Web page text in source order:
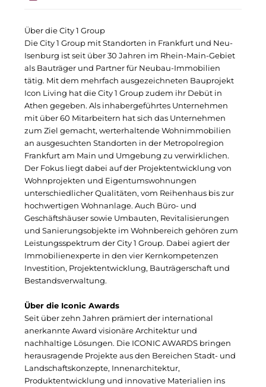
AIM
Allgemeine SÜDBODEN
City 1 Group
Clean Intralogistics Net (CIN)
Clean Power Net (CPN)
Die Macherei
Die Werkbank IT
Docunite GmbH
Dr. Aribert Spiegler - Fotografie
Einfach-sparsam.de
Eternal Power
Eventnet
Finanzchef24
Frameworks
Gemeinde Hallbergmoos
Über die City 1 Group
Die City 1 Group mit Standorten in Frankfurt und Neu-
Isenburg ist seit über 30 Jahren im Rhein-Main-Gebiet
als Bauträger und Partner für Neubau-Immobilien
tätig. Mit dem mehrfach ausgezeichneten Bauprojekt
Icon Living hat die City 1 Group zudem ihr Debüt in
Athen gegeben. Als inhabergeführtes Unternehmen
mit über 60 Mitarbeitern hat sich das Unternehmen
zum Ziel gemacht, werterhaltende Wohnimmobilien
an ausgesuchten Standorten in der Metropolregion
Frankfurt am Main und Umgebung zu verwirklichen.
Der Fokus liegt dabei auf der Projektentwicklung von
Wohnprojekten und Eigentumswohnungen
unterschiedlicher Qualitäten, vom Reihenhaus bis zur
hochwertigen Wohnanlage. Auch Büro- und
Geschäftshäuser sowie Umbauten, Revitalisierungen
und Sanierungsobjekte im Wohnbereich gehören zum
Leistungsspektrum der City 1 Group. Dabei agiert der
Immobilienexperte in den vier Kernkompetenzen
Investition, Projektentwicklung, Bauträgerschaft und
Bestandsverwaltung.
Über die Iconic Awards
Seit über zehn Jahren prämiert der international
anerkannte Award visionäre Architektur und
nachhaltige Lösungen. Die ICONIC AWARDS bringen
herausragende Projekte aus den Bereichen Stadt- und
Landschaftskonzepte, Innenarchitektur,
Produktentwicklung und innovative Materialien ins